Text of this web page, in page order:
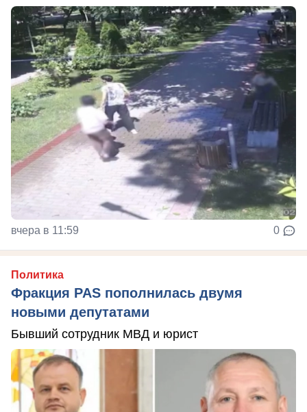
вчера в 11:59 0
Политика
Фракция PAS пополнилась двумя
новыми депутатами
Бывший сотрудник МВД и юрист